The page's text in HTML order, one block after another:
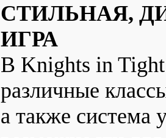
СТИЛЬНАЯ,
ИГРА
В Knights in Tight
различные
а также система